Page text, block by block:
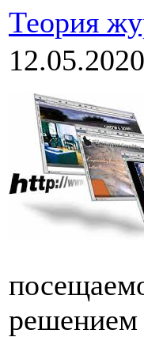
Теория
решением